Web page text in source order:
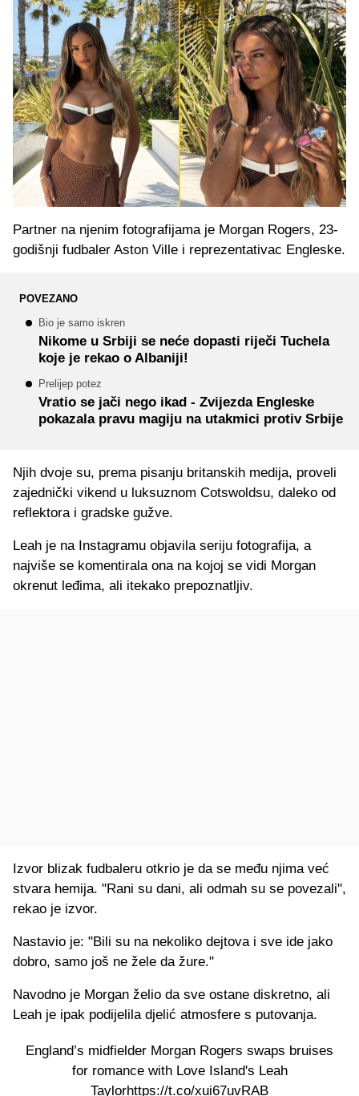
Partner na njenim fotografijama je Morgan Rogers, 23-
godišnji fudbaler Aston Ville i reprezentativac Engleske.
POVEZANO
Bio je samo iskren
Nikome u Srbiji se neće dopasti riječi Tuchela
koje je rekao o Albaniji!
Prelijep potez
Vratio se jači nego ikad - Zvijezda Engleske
pokazala pravu magiju na utakmici protiv Srbije
Njih dvoje su, prema pisanju britanskih medija, proveli
zajednički vikend u luksuznom Cotswoldsu, daleko od
reflektora i gradske gužve.
Leah je na Instagramu objavila seriju fotografija, a
najviše se komentirala ona na kojoj se vidi Morgan
okrenut leđima, ali itekako prepoznatljiv.
Izvor blizak fudbaleru otkrio je da se među njima već
stvara hemija. "Rani su dani, ali odmah su se povezali",
rekao je izvor.
Nastavio je: "Bili su na nekoliko dejtova i sve ide jako
dobro, samo još ne žele da žure."
Navodno je Morgan želio da sve ostane diskretno, ali
Leah je ipak podijelila djelić atmosfere s putovanja.
England’s midfielder Morgan Rogers swaps bruises
for romance with Love Island's Leah
Taylorhttps://t.co/xui67uvRAB